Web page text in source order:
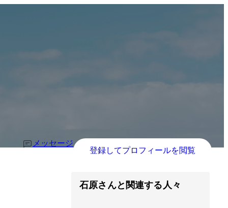
メッセージ
登録してプロフィールを閲覧
石原さんと関連する人々